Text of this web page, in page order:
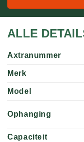
ALLE
Axtranummer
Merk
Model
Ophanging
Capaciteit